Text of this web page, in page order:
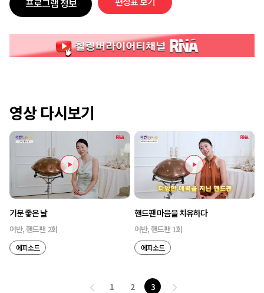
프로그램 정보
영상 다시보기
기분 좋은 날
어반, 핸드팬 2회
에피소드
핸드팬 마음을 치유하다
어반, 핸드팬 1회
에피소드
1 2 3